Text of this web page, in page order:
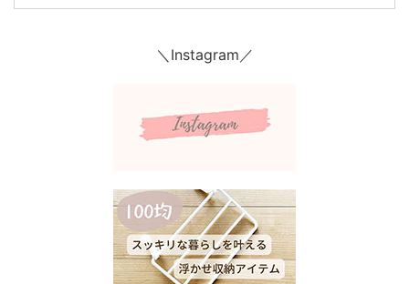
＼Instagram／